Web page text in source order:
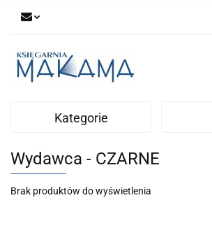
Kategorie
Wydawca - CZARNE
Brak produktów do wyświetlenia